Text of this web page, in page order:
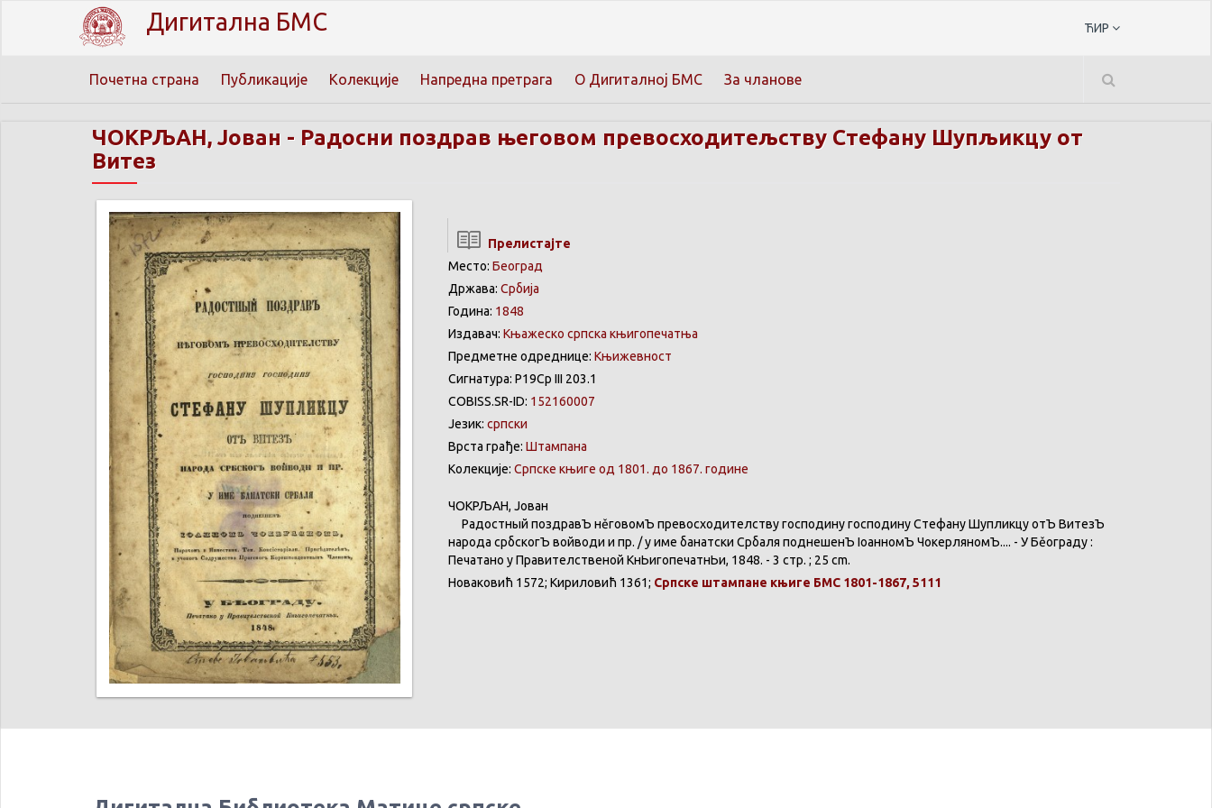
Дигитална БМС ЋИР
Почетна страна Публикације Колекције Напредна претрага О Дигиталној БМС За чланове
ЧОКРЉАН, Јован - Радосни поздрав његовом превосходитељству Стефану Шупљикцу от
Витез
Прелистајте
Место: Београд
Држава: Србија
Година: 1848
Издавач: Књажеско српска књигопечатња
Предметне одреднице: Књижевност
Сигнатура: Р19Ср III 203.1
COBISS.SR-ID: 152160007
Језик: српски
Врста грађе: Штампана
Колекције: Српске књиге од 1801. до 1867. године
ЧОКРЉАН, Јован
Радостный поздравЪ нěговомЪ превосходителствугосподинугосподинуСтефануШупликцуотЪ ВитезЪ
народа србскогЪ войводи и пр. / у име банатски Србаля поднешенЪ ІоанномЪ ЧокерляномЪ.... - УБěограду:
Печатано уПравителственой КнЬигопечатнЬи, 1848. - 3 стр. ; 25 cm.
Новаковић 1572; Кириловић 1361; Српске штампане књиге БМС 1801-1867, 5111